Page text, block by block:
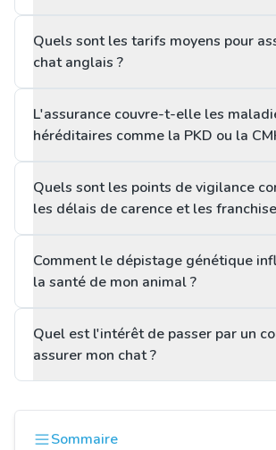
Quels sont les tarifs moyens pour
chat anglais ?
L'assurance couvre-t-elle les
héréditaires comme la PKD ou la
Quels sont les points de vigilance
les délais de carence et les
Comment le dépistage génétique
la santé de mon animal ?
Quel est l'intérêt de passer par un
assurer mon chat ?
Sommaire